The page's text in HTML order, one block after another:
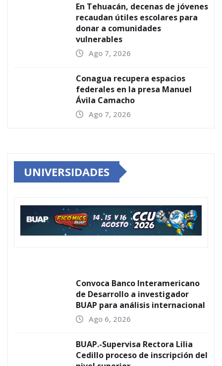
En Tehuacán, decenas de jóvenes
recaudan útiles escolares para
donar a comunidades
vulnerables
Ago 7, 2026
Conagua recupera espacios
federales en la presa Manuel
Ávila Camacho
Ago 7, 2026
UNIVERSIDADES
Convoca Banco Interamericano
de Desarrollo a investigador
BUAP para análisis internacional
Ago 6, 2026
BUAP.-Supervisa Rectora Lilia
Cedillo proceso de inscripción del